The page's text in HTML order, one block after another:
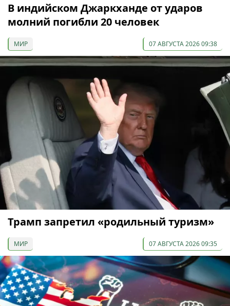
В индийском Джаркханде от ударов
молний погибли 20 человек
МИР 07 АВГУСТА 2026 09:38
Трамп запретил «родильный туризм»
МИР 07 АВГУСТА 2026 09:35